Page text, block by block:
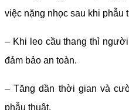
việc nặng nhọc sau khi phẫu
– Khi leo cầu thang thì
đảm bảo an toàn.
– Tăng dần thời gian và
phẫu thuật.